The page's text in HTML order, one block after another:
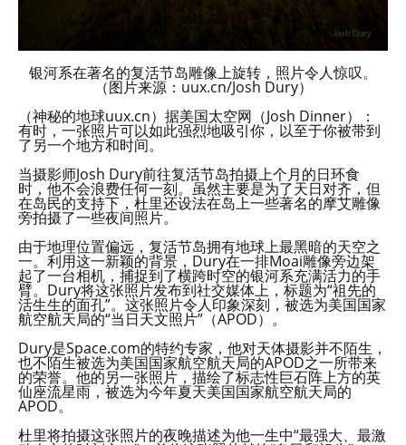
银河系在著名的复活节岛雕像上旋转，照片令人惊叹。
（图片来源：uux.cn/Josh Dury）
（神秘的地球uux.cn）据美国太空网（Josh Dinner）：
有时，一张照片可以如此强烈地吸引你，以至于你被带到
了另一个地方和时间。
当摄影师Josh Dury前往复活节岛拍摄上个月的日环食
时，他不会浪费任何一刻。虽然主要是为了天日对齐，但
在岛民的支持下，杜里还设法在岛上一些著名的摩艾雕像
旁拍摄了一些夜间照片。
由于地理位置偏远，复活节岛拥有地球上最黑暗的天空之
一。利用这一新颖的背景，Dury在一排Moai雕像旁边架
起了一台相机，捕捉到了横跨时空的银河系充满活力的手
臂。Dury将这张照片发布到社交媒体上，标题为“祖先的
活生生的面孔”。这张照片令人印象深刻，被选为美国国家
航空航天局的“当日天文照片”（APOD）。
Dury是Space.com的特约专家，他对天体摄影并不陌生，
也不陌生被选为美国国家航空航天局的APOD之一所带来
的荣誉。他的另一张照片，描绘了标志性巨石阵上方的英
仙座流星雨，被选为今年夏天美国国家航空航天局的
APOD。
杜里将拍摄这张照片的夜晚描述为他一生中“最强大、最激